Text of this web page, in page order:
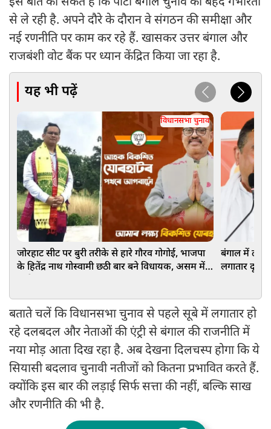
से ले रही है. अपने दौरे के दौरान वे संगठन की समीक्षा और
नई रणनीति पर काम कर रहे हैं. खासकर उत्तर बंगाल और
राजबंशी वोट बैंक पर ध्यान केंद्रित किया जा रहा है.
यह भी पढ़ें
विधानसभा चुनाव
जोरहाट सीट पर बुरी तरीके से हारे गौरव गोगोई, भाजपा
के हितेंद्र नाथ गोस्वामी छठी बार बने विधायक, असम में
बंगाल में ढह
लगातार
बताते चलें कि विधानसभा चुनाव से पहले सूबे में लगातार हो
रहे दलबदल और नेताओं की एंट्री से बंगाल की राजनीति में
नया मोड़ आता दिख रहा है. अब देखना दिलचस्प होगा कि ये
सियासी बदलाव चुनावी नतीजों को कितना प्रभावित करते हैं.
क्योंकि इस बार की लड़ाई सिर्फ सत्ता की नहीं, बल्कि साख
और रणनीति की भी है.